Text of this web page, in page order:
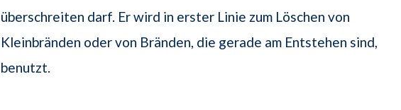
überschreiten darf. Er wird in erster Linie zum Löschen von
Kleinbränden oder von Bränden, die gerade am Entstehen sind,
benutzt.